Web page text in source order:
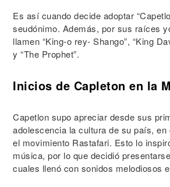
Es así cuando decide adoptar
seudónimo. Además, por sus raíces
llamen “King-o rey- Shango”, “King
y “The Prophet”.
Inicios de Capleton en la
Capetlon supo apreciar desde sus
adolescencia la cultura de su país, en
el movimiento Rastafari. Esto lo
música, por lo que decidió
cuales llenó con sonidos melodiosos